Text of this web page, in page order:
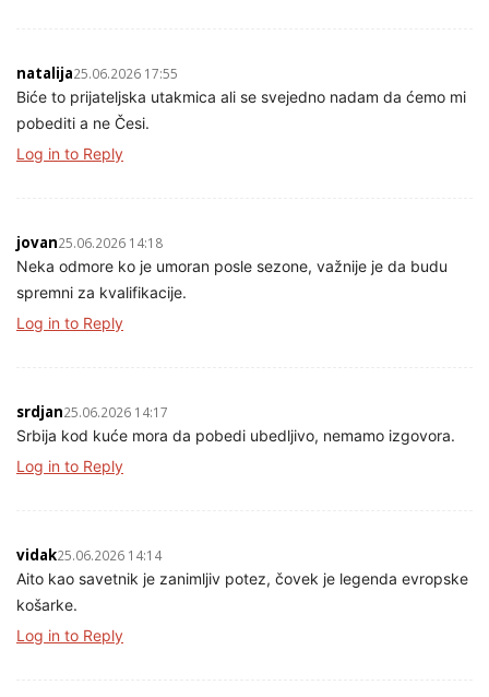
natalija25.06.2026 17:55
Biće to prijateljska utakmica ali se svejedno nadam da ćemo mi
pobediti a ne Česi.
Log in to Reply
jovan25.06.2026 14:18
Neka odmore ko je umoran posle sezone, važnije je da budu
spremni za kvalifikacije.
Log in to Reply
srdjan25.06.2026 14:17
Srbija kod kuće mora da pobedi ubedljivo, nemamo izgovora.
Log in to Reply
vidak25.06.2026 14:14
Aito kao savetnik je zanimljiv potez, čovek je legenda evropske
košarke.
Log in to Reply